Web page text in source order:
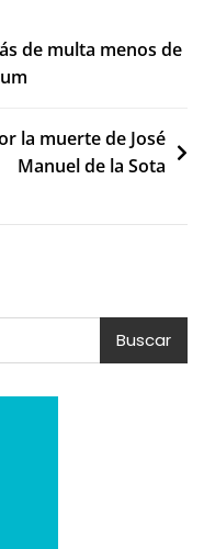
de multa menos de
la muerte de José
Manuel de la Sota
Buscar